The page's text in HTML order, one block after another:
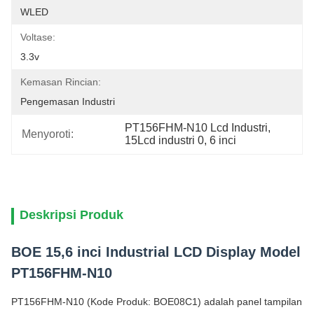
WLED
Voltase:
3.3v
Kemasan Rincian:
Pengemasan Industri
Menyoroti:
PT156FHM-N10 Lcd Industri,
15Lcd industri 0, 6 inci
Deskripsi Produk
BOE 15,6 inci Industrial LCD Display Model
PT156FHM-N10
PT156FHM-N10 (Kode Produk: BOE08C1) adalah panel tampilan